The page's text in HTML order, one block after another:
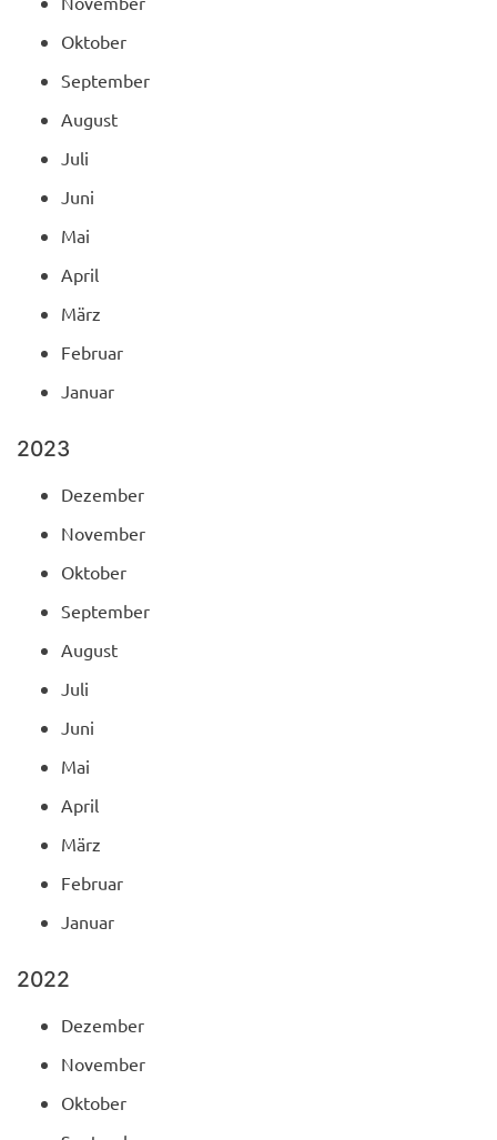
Oktober
September
August
Juli
Juni
Mai
April
März
Februar
Januar
2023
Dezember
November
Oktober
September
August
Juli
Juni
Mai
April
März
Februar
Januar
2022
Dezember
November
Oktober